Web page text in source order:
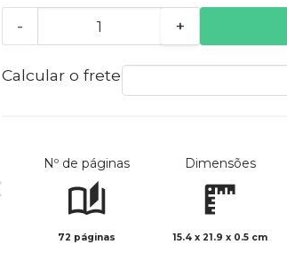
- +
Calcular o frete
Nº de páginas
72 páginas
Dimensões
15.4 x 21.9 x 0.5 cm